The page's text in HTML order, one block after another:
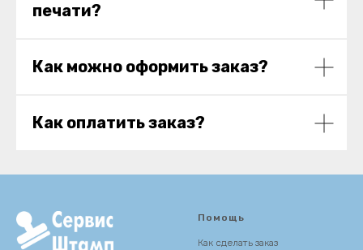
печати?
Как можно оформить заказ?
Как оплатить заказ?
Помощь
Как сделать заказ